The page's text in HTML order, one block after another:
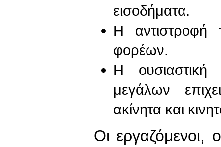
εισοδήματα.
Η
φορέων.
Η
μεγάλων
ακίνητα και
Οι εργαζόμενοι,